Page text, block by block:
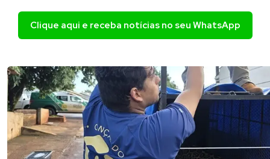
Clique aqui e receba notícias no seu WhatsApp